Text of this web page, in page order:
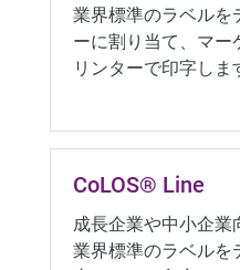
業界標準のラベルを
ーに割り当て、マー
リンターで印字しま
CoLOS® Line
成長企業や中小企業
業界標準のラベルを